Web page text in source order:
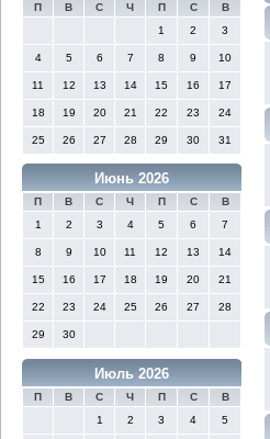
П В С Ч П С
В
1
2 3
4 5 6 7 8 9 10
11 12 13 14 15 16 17
18 19 20 21 22 23 24
25 26 27 28 29 30 31
Июнь 2026
П В С Ч П С
В
1
2 3 4 5 6 7
8 9 10 11 12 13 14
15 16 17 18 19 20 21
22 23 24 25 26 27 28
29 30
Июль 2026
П В С Ч П С
В
1
2 3 4 5